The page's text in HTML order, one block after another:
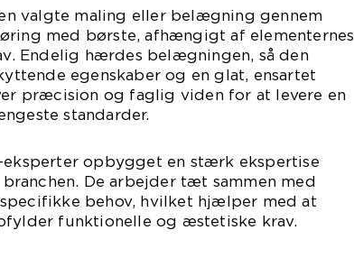
valgte maling eller belægning gennem
med børste, afhængigt af elementernes
Endelig hærdes belægningen, så den
egenskaber og en glat, ensartet
præcision og faglig viden for at levere en
standarder.
opbygget en stærk ekspertise
De arbejder tæt sammen med
behov, hvilket hjælper med at
funktionelle og æstetiske krav.